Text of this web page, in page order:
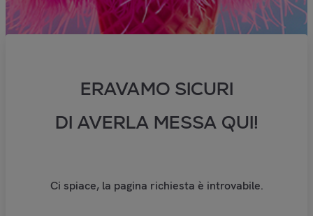
ERAVAMO SICURI
DI AVERLA MESSA QUI!
Ci spiace, la pagina richiesta è introvabile.